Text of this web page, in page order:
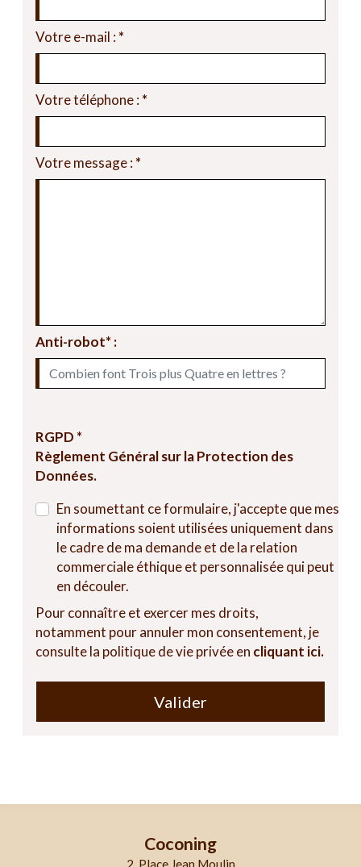
Votre e-mail : *
Votre téléphone : *
Votre message : *
Anti-robot* :
RGPD *
Règlement Général sur la Protection des
Données.
En soumettant ce formulaire, j'accepte que mes
informations soient utilisées uniquement dans
le cadre de ma demande et de la relation
commerciale éthique et personnalisée qui peut
en découler.
Pour connaître et exercer mes droits,
notamment pour annuler mon consentement, je
consulte la politique de vie privée en cliquant ici.
Valider
Coconing
2, Place Jean Moulin